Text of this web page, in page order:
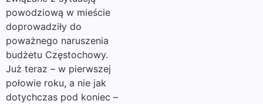
powodziową w mieście
doprowadziły do
poważnego naruszenia
budżetu Częstochowy.
Już teraz – w pierwszej
połowie roku, a nie jak
dotychczas pod koniec –